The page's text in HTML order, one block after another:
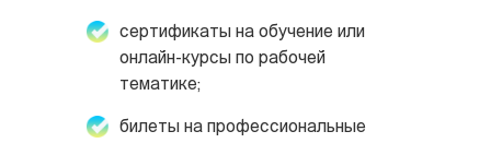
сертификаты на обучение или
онлайн-курсы по рабочей
тематике;
билеты на профессиональные